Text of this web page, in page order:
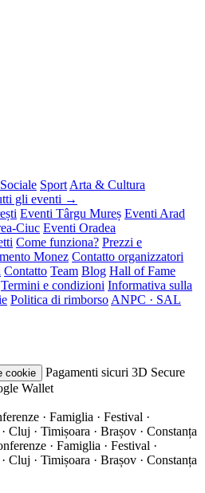
Sociale Sport Arta & Cultura
gli eventi →
Eventi Târgu Mureș Eventi Arad
Ciuc Eventi Oradea
Come funziona? Prezzi e
Monez Contatto organizzatori
Contatto Team Blog Hall of Fame
Termini e condizioni Informativa sulla
Politica di rimborso ANPC · SAL
cookie Pagamenti sicuri 3D Secure
Wallet
· Famiglia · Festival ·
Cluj · Timișoara · Brașov · Constanța
· Famiglia · Festival ·
Cluj · Timișoara · Brașov · Constanța